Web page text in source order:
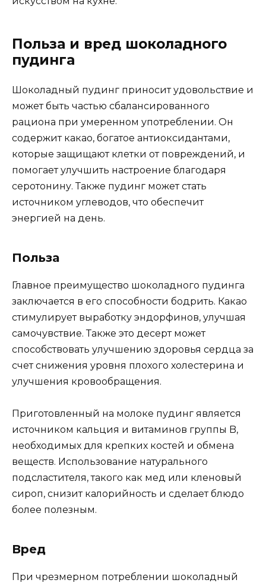
Польза и вред шоколадного
пудинга
Шоколадный пудинг приносит удовольствие и
может быть частью сбалансированного
рациона при умеренном употреблении. Он
содержит какао, богатое антиоксидантами,
которые защищают клетки от повреждений, и
помогает улучшить настроение благодаря
серотонину. Также пудинг может стать
источником углеводов, что обеспечит
энергией на день.
Польза
Главное преимущество шоколадного пудинга
заключается в его способности бодрить. Какао
стимулирует выработку эндорфинов, улучшая
самочувствие. Также это десерт может
способствовать улучшению здоровья сердца за
счет снижения уровня плохого холестерина и
улучшения кровообращения.
Приготовленный на молоке пудинг является
источником кальция и витаминов группы B,
необходимых для крепких костей и обмена
веществ. Использование натурального
подсластителя, такого как мед или кленовый
сироп, снизит калорийность и сделает блюдо
более полезным.
Вред
При чрезмерном потреблении шоколадный